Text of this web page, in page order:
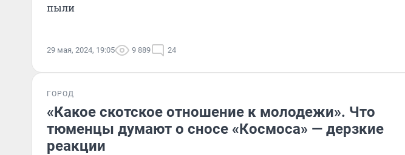
пыли
29 мая, 2024, 19:05 9 889 24
ГОРОД
«Какое скотское отношение к молодежи». Что
тюменцы думают о сносе «Космоса» — дерзкие
реакции